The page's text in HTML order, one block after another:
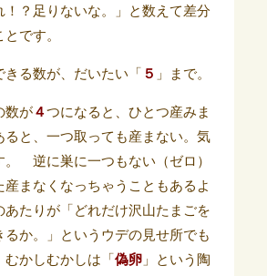
！？足りないな。」と数えて差分
です。
る数が、だいたい「 ５ 」まで。
数が４つになると、ひとつ産みま
ると、一つ取っても産まない。気
。 逆に巣に一つもない（ゼロ）
産まなくなっちゃうこともあるよ
たりが「どれだけ沢山たまごを
るか。」というウデの見せ所でも
むかしむかしは 「 偽卵」という陶